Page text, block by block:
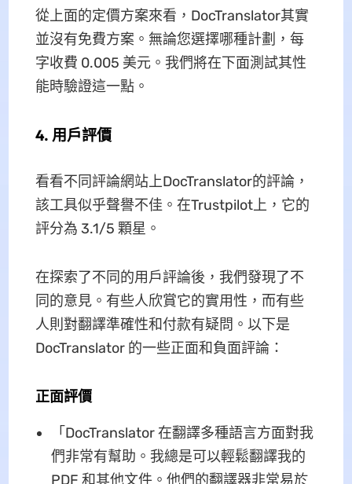
從上面的定價方案來看，DocTranslator其實
並沒有免費方案。無論您選擇哪種計劃，每
字收費 0.005 美元。我們將在下面測試其性
能時驗證這一點。
4. 用戶評價
看看不同評論網站上DocTranslator的評論，
該工具似乎聲譽不佳。在Trustpilot上，它的
評分為 3.1/5 顆星。
在探索了不同的用戶評論後，我們發現了不
同的意見。有些人欣賞它的實用性，而有些
人則對翻譯準確性和付款有疑問。以下是
DocTranslator 的一些正面和負面評論：
正面評價
「DocTranslator 在翻譯多種語言方面對我
們非常有幫助。我總是可以輕鬆翻譯我的
PDF 和其他文件。他們的翻譯器非常易於